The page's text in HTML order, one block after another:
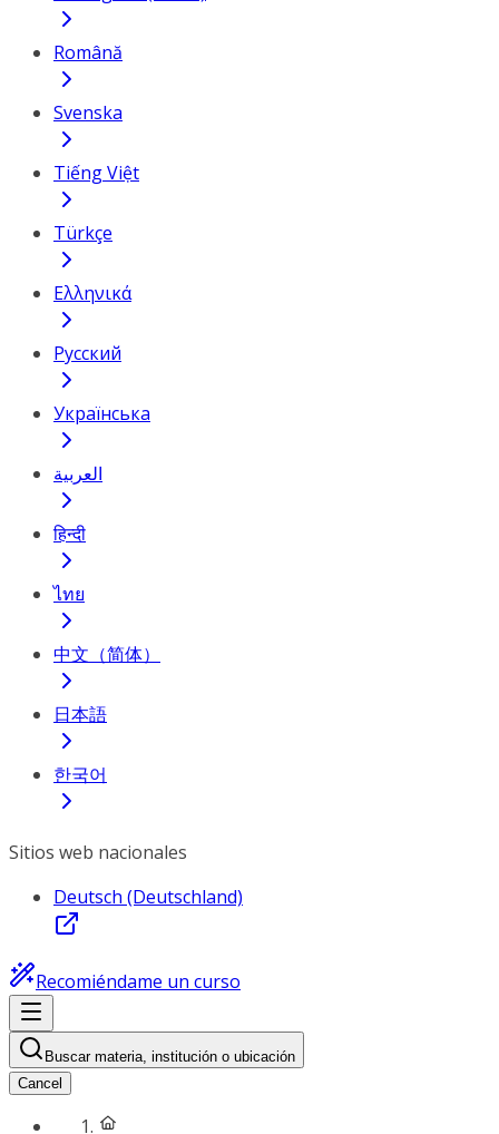
Română
Svenska
Tiếng Việt
Türkçe
Ελληνικά
Русский
Українська
العربية
हिन्दी
ไทย
中文（简体）
日本語
한국어
Sitios web nacionales
Deutsch (Deutschland)
Recomiéndame un curso
Buscar materia, institución o ubicación
Cancel